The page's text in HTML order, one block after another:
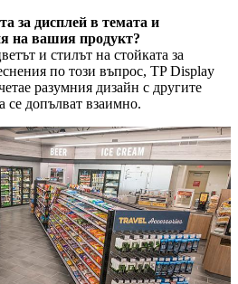
за дисплей в темата и
на вашия продукт?
и стилът на стойката за
по този въпрос, TP Display
разумния дизайн с другите
се допълват взаимно.